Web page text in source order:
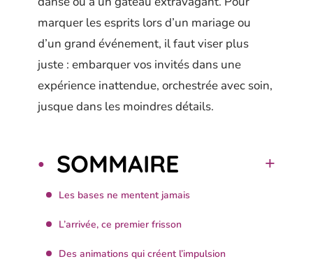
marquer les esprits lors d’un mariage ou
d’un grand événement, il faut viser plus
juste : embarquer vos invités dans une
expérience inattendue, orchestrée avec soin,
jusque dans les moindres détails.
SOMMAIRE
Les bases ne mentent jamais
L’arrivée, ce premier frisson
Des animations qui créent l’impulsion